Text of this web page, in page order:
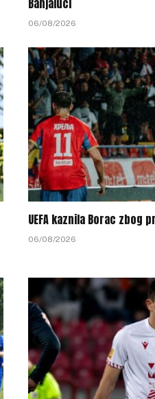
Banjaluci
06/08/2026
UEFA kaznila Borac zbog
06/08/2026